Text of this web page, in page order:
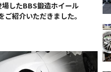
したBBS鍛造ホイール
ご紹介いただきました。